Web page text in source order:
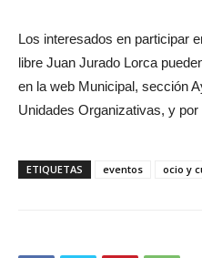
Los interesados en participar
libre Juan Jurado Lorca
en la web Municipal, sección
Unidades Organizativas, y
ETIQUETAS eventos ocio y